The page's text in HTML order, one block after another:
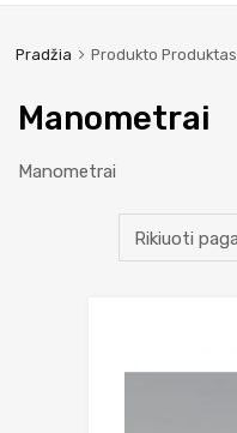
Pradžia Produkto Produktas
Manometrai
Manometrai